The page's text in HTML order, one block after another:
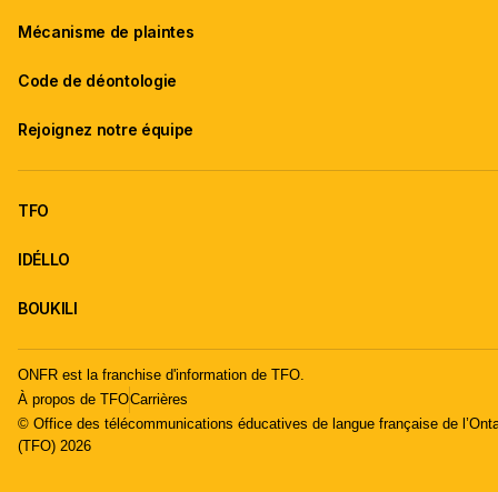
Mécanisme de plaintes
Code de déontologie
Rejoignez notre équipe
TFO
IDÉLLO
BOUKILI
ONFR est la franchise d'information de TFO.
À propos de TFOCarrières
© Office des télécommunications éducatives de langue française de
(TFO) 2026